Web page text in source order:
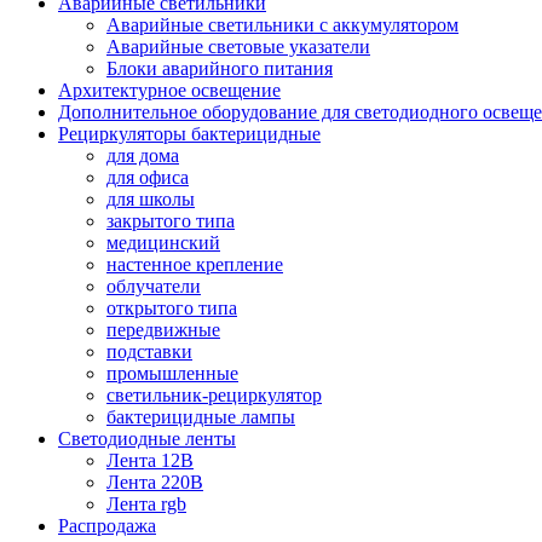
Аварийные светильники с аккумулятором
Аварийные световые указатели
Блоки аварийного питания
Архитектурное освещение
Дополнительное оборудование для светодиодного
Рециркуляторы бактерицидные
для дома
для офиса
для школы
закрытого типа
медицинский
настенное крепление
облучатели
открытого типа
передвижные
подставки
промышленные
светильник-рециркулятор
бактерицидные лампы
Светодиодные ленты
Лента 12В
Лента 220В
Лента rgb
Распродажа